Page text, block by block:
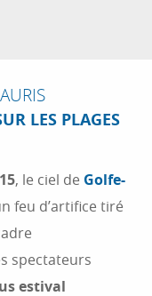
LES PLAGES
, le ciel de Golfe-
feu d’artifice tiré
spectateurs
estival